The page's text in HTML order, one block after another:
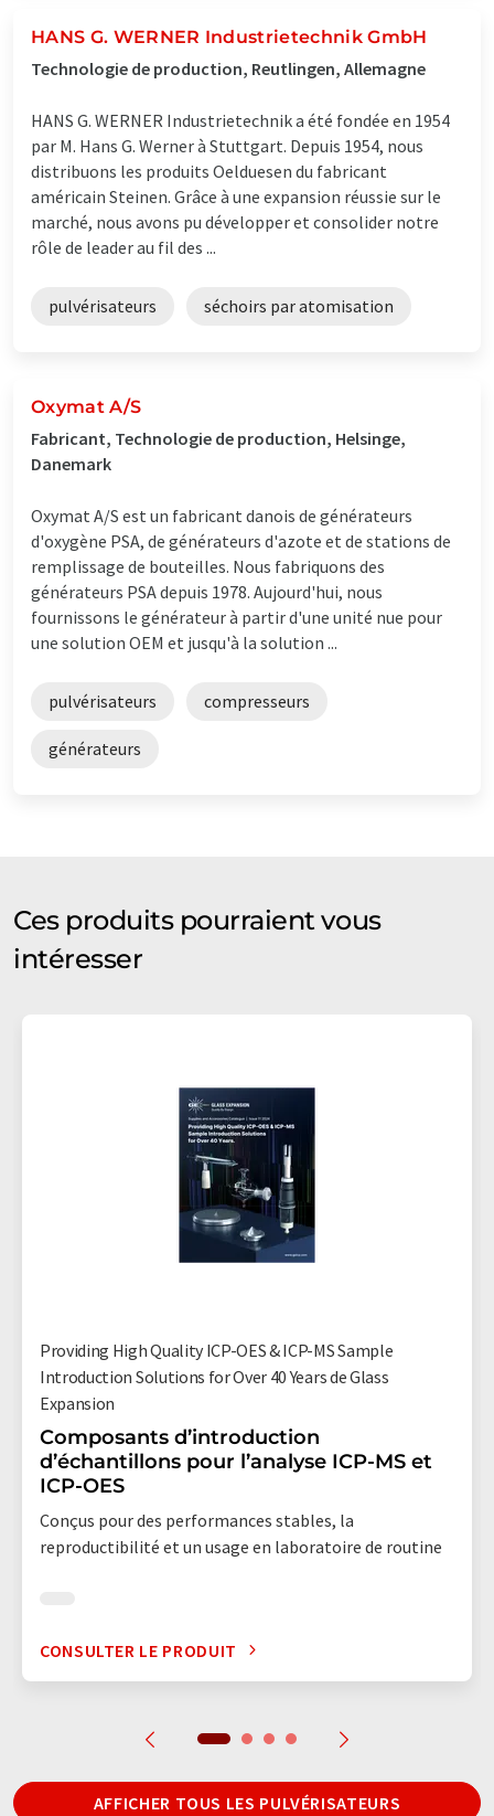
HANS G. WERNER Industrietechnik GmbH
Technologie de production, Reutlingen, Allemagne
HANS G. WERNER Industrietechnik a été fondée en 1954
par M. Hans G. Werner à Stuttgart. Depuis 1954, nous
distribuons les produits Oelduesen du fabricant
américain Steinen. Grâce à une expansion réussie sur le
marché, nous avons pu développer et consolider notre
rôle de leader au fil des ...
pulvérisateurs séchoirs par atomisation
Oxymat A/S
Fabricant, Technologie de production, Helsinge,
Danemark
Oxymat A/S est un fabricant danois de générateurs
d'oxygène PSA, de générateurs d'azote et de stations de
remplissage de bouteilles. Nous fabriquons des
générateurs PSA depuis 1978. Aujourd'hui, nous
fournissons le générateur à partir d'une unité nue pour
une solution OEM et jusqu'à la solution ...
pulvérisateurs compresseurs
générateurs
Ces produits pourraient vous
intéresser
Providing High Quality ICP-OES & ICP-MS Sample
Introduction Solutions for Over 40 Years de Glass
Expansion
Composants d’introduction
d’échantillons pour l’analyse ICP-MS et
ICP-OES
Conçus pour des performances stables, la
reproductibilité et un usage en laboratoire de routine
CONSULTER LE PRODUIT
AFFICHER TOUS LES PULVÉRISATEURS